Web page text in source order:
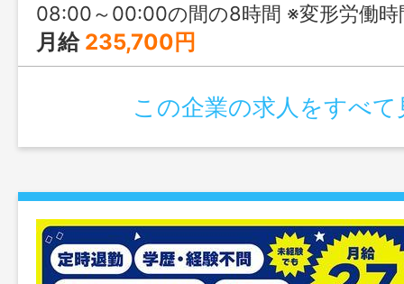
08:00～00:00の間の8時間 ※変形労働時間
月給 235,700円
この企業の求人をすべて